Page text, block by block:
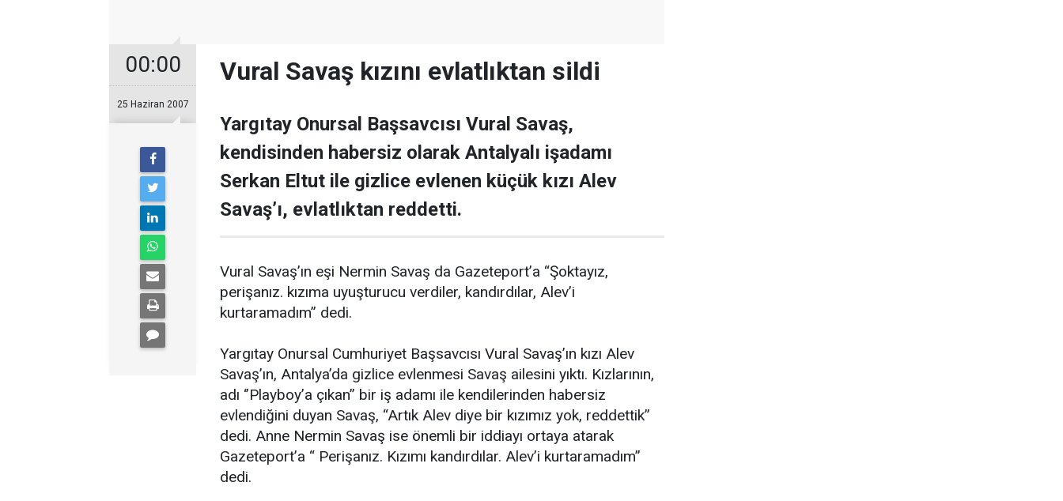
00:00
25 Haziran 2007
Vural Savaş kızını evlatlıktan sildi
Yargıtay Onursal Başsavcısı Vural Savaş,
kendisinden habersiz olarak Antalyalı işadamı
Serkan Eltut ile gizlice evlenen küçük kızı Alev
Savaş’ı, evlatlıktan reddetti.
Vural Savaş’ın eşi Nermin Savaş da Gazeteport’a “Şoktayız,
perişanız. kızıma uyuşturucu verdiler, kandırdılar, Alev’i
kurtaramadım” dedi.
Yargıtay Onursal Cumhuriyet Başsavcısı Vural Savaş’ın kızı Alev
Savaş’ın, Antalya’da gizlice evlenmesi Savaş ailesini yıktı. Kızlarının,
adı ‘’Playboy’a çıkan’’ bir iş adamı ile kendilerinden habersiz
evlendiğini duyan Savaş, “Artık Alev diye bir kızımız yok, reddettik’’
dedi. Anne Nermin Savaş ise önemli bir iddiayı ortaya atarak
Gazeteport’a “ Perişanız. Kızımı kandırdılar. Alev’i kurtaramadım’’
dedi.